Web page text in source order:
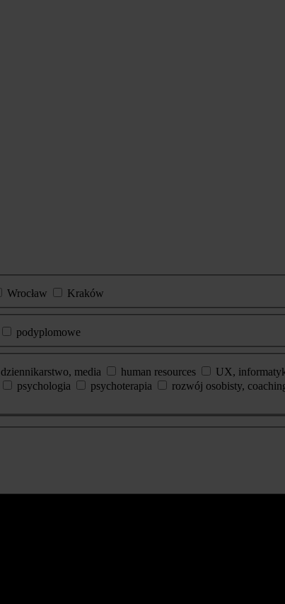
Wrocław
Kraków
podyplomowe
dziennikarstwo, media human resources UX,
psychologia psychoterapia rozwój osobisty,